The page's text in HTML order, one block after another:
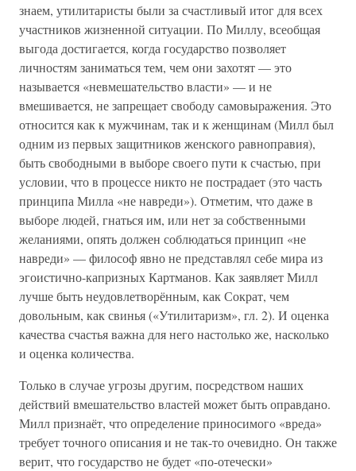
знаем, утилитаристы были за счастливый итог для всех
участников жизненной ситуации. По Миллу, всеобщая
выгода достигается, когда государство позволяет
личностям заниматься тем, чем они захотят — это
называется «невмешательство власти» — и не
вмешивается, не запрещает свободу самовыражения. Это
относится как к мужчинам, так и к женщинам (Милл был
одним из первых защитников женского равноправия),
быть свободными в выборе своего пути к счастью, при
условии, что в процессе никто не пострадает (это часть
принципа Милла «не навреди»). Отметим, что даже в
выборе людей, гнаться им, или нет за собственными
желаниями, опять должен соблюдаться принцип «не
навреди» — философ явно не представлял себе мира из
эгоистично-капризных Картманов. Как заявляет Милл
лучше быть неудовлетворённым, как Сократ, чем
довольным, как свинья («Утилитаризм», гл. 2). И оценка
качества счастья важна для него настолько же, насколько
и оценка количества.
Только в случае угрозы другим, посредством наших
действий вмешательство властей может быть оправдано.
Милл признаёт, что определение приносимого «вреда»
требует точного описания и не так-то очевидно. Он также
верит, что государство не будет «по-отечески»